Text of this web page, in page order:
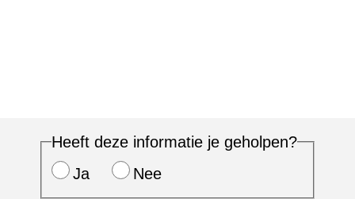
Heeft deze informatie je geholpen?
Ja
Nee